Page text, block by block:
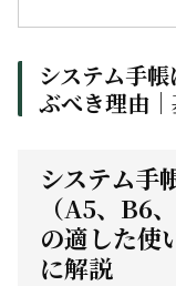
システム手
ぶべき理由
システム手
（A5、B6
の適した使
に解説